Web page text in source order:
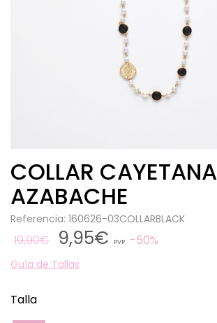
COLLAR CAYETANA
AZABACHE
Referencia: 160626-03COLLARBLACK
19,90€ 9,95€ PVP 50%
Guía de Tallas
Talla